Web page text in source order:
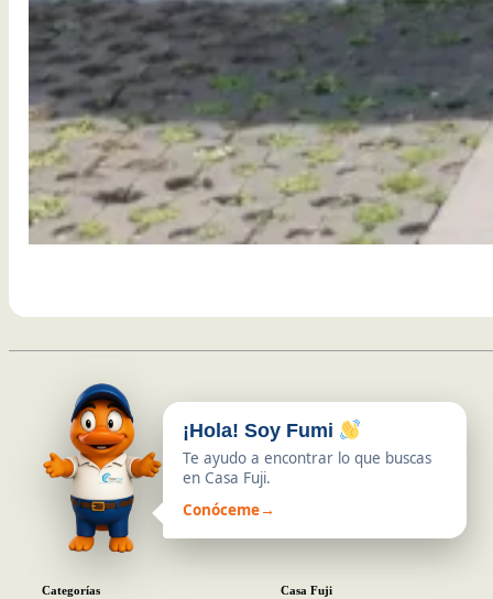
¡Hola! Soy Fumi
Te ayudo a encontrar lo que buscas
en Casa Fuji.
Conóceme→
Categorías Casa Fuji